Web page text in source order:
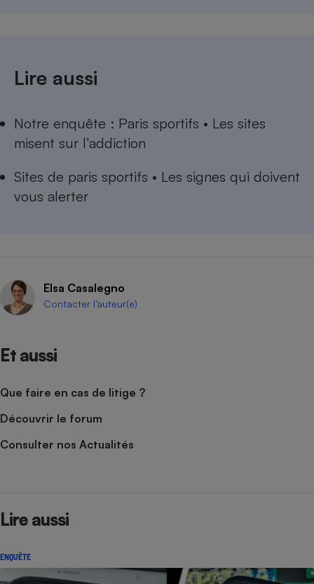
Lire aussi
Notre enquête : Paris sportifs • Les sites
misent sur l’addiction
Sites de paris sportifs • Les signes qui doivent
vous alerter
Elsa Casalegno
Contacter l’auteur(e)
Et aussi
Que faire en cas de litige ?
Découvrir le forum
Consulter nos Actualités
Lire aussi
ENQUÊTE